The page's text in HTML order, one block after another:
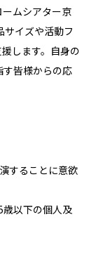
ムシアター京
サイズや活動フ
します。自身の
皆様からの応
することに意欲
歳以下の個人及